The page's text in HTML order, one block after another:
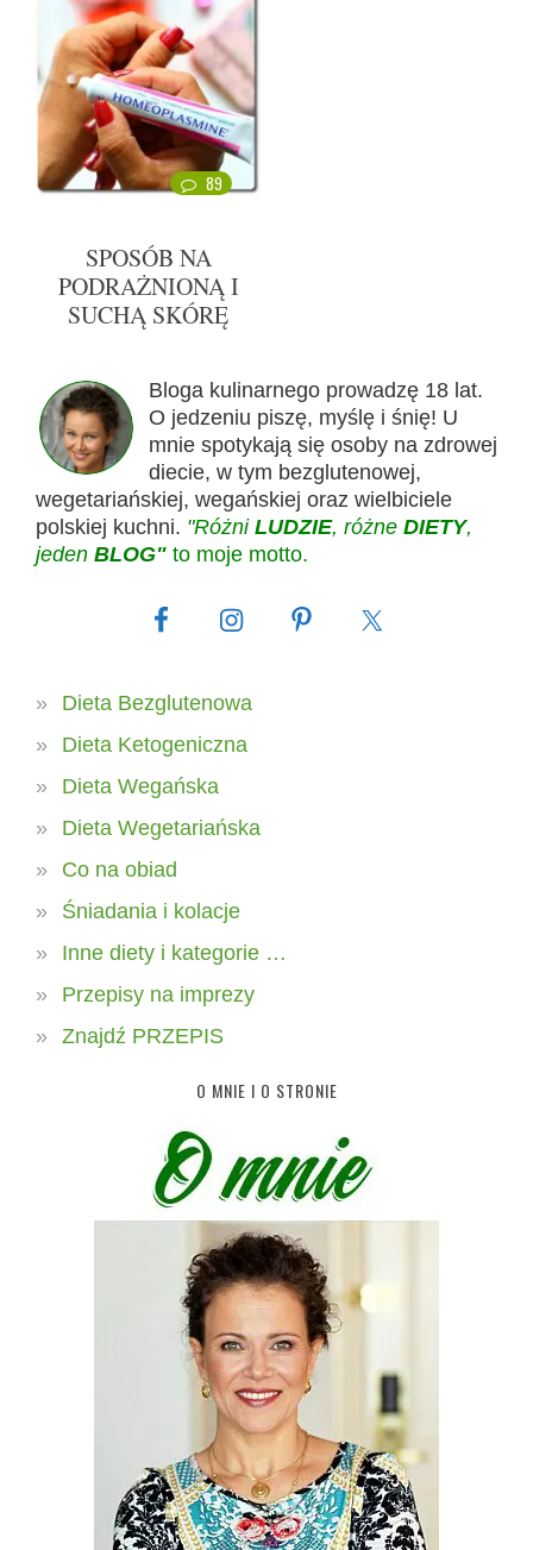
89
SPOSÓB NA
PODRAŻNIONĄ I
SUCHĄ SKÓRĘ
Bloga kulinarnego prowadzę 18 lat.
O jedzeniu piszę, myślę i śnię! U
mnie spotykają się osoby na zdrowej
diecie, w tym bezglutenowej,
wegetariańskiej, wegańskiej oraz wielbiciele
polskiej kuchni. "Różni LUDZIE, różne DIETY,
jeden BLOG" to moje motto.
Dieta Bezglutenowa
Dieta Ketogeniczna
Dieta Wegańska
Dieta Wegetariańska
Co na obiad
Śniadania i kolacje
Inne diety i kategorie …
Przepisy na imprezy
Znajdź PRZEPIS
O MNIE I O STRONIE